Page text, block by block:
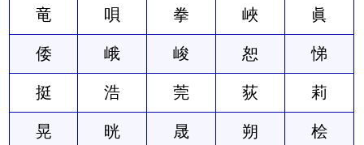
竜 唄 拳 峽 眞
倭 峨 峻 恕 悌
挺 浩 莞 荻 莉
晃 晄 晟 朔 桧